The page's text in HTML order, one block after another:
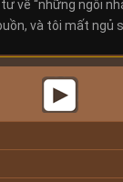
về “những ngôi
và tôi mất ngủ